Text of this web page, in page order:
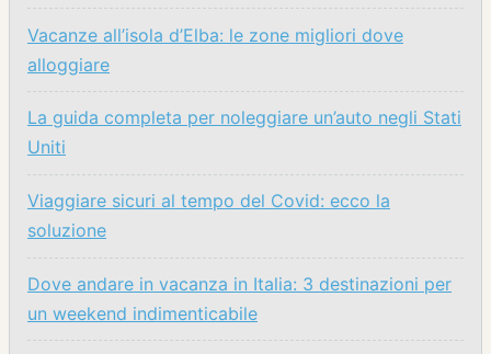
Vacanze all’isola d’Elba: le zone migliori dove
alloggiare
La guida completa per noleggiare un’auto negli Stati
Uniti
Viaggiare sicuri al tempo del Covid: ecco la
soluzione
Dove andare in vacanza in Italia: 3 destinazioni per
un weekend indimenticabile